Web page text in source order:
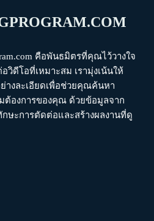
คือพันธมิตรที่คุณไว้วางใจ
วิดีโอที่เหมาะสม เรามุ่งเน้นให้
างละเอียดเพื่อช่วยคุณค้นหา
ต้องการของคุณ ด้วยข้อมูลจาก
ษะการตัดต่อและสร้างผลงานที่ดู